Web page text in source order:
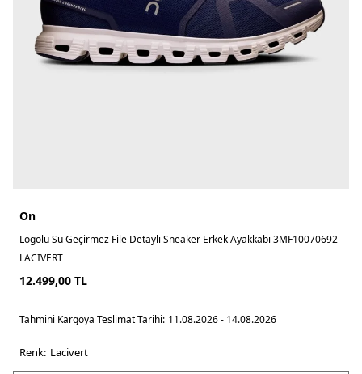
On
Logolu Su Geçirmez File Detaylı Sneaker Erkek Ayakkabı 3MF10070692
LACİVERT
12.499,00 TL
Tahmini Kargoya Teslimat Tarihi: 11.08.2026 - 14.08.2026
Renk: laci̇vert